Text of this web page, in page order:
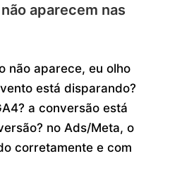
aparecem nas
não aparece, eu olho
está disparando?
a conversão está
no Ads/Meta, o
corretamente e com